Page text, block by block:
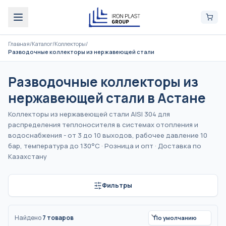
Главная/Каталог/Коллекторы/
Разводочные коллекторы из нержавеющей стали
Разводочные коллекторы из
нержавеющей стали в Астане
Коллекторы из нержавеющей стали AISI 304 для
распределения теплоносителя в системах отопления и
водоснабжения - от 3 до 10 выходов, рабочее давление 10
бар, температура до 130°C · Розница и опт · Доставка по
Казахстану
Фильтры
Найдено7 товаров